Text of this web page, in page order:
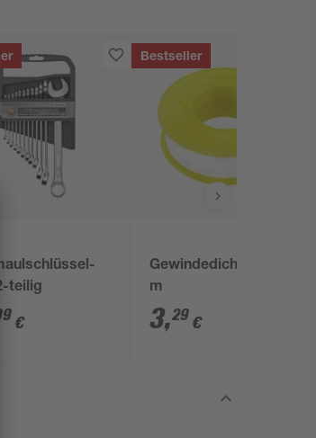
teilig
€
Bestseller
Gewindedichtband 12
m
3,29 €